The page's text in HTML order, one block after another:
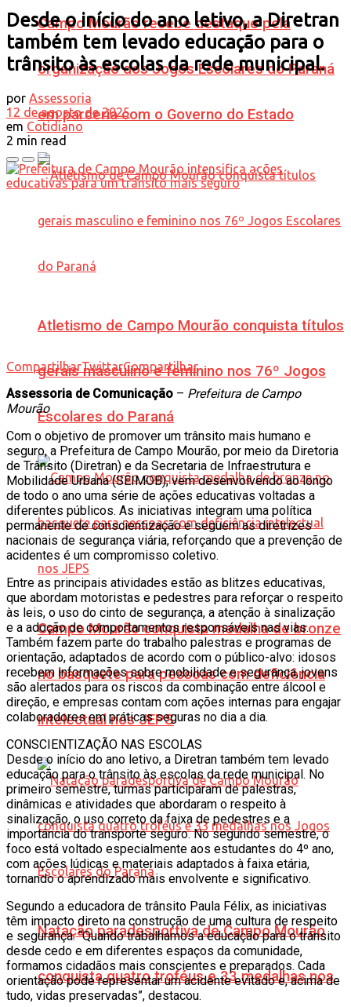
Campo Mourão recebe destaque pela
organização dos Jogos Escolares do Paraná
em parceria com o Governo do Estado
Atletismo de Campo Mourão conquista títulos
gerais masculino e feminino nos 76º Jogos
Escolares do Paraná
Campo Mourão conquista medalha de bronze
no basquete para pessoas com deficiência
intelectual nos JEPS
Natação paradesportiva de Campo Mourão
conquista quatro troféus e 33 medalhas nos
Desde o início do ano letivo, a Diretran
também tem levado educação para o
trânsito às escolas da rede municipal.
por Assessoria
12 de agosto de 2025
em Cotidiano
2 min read
CompartilharTwittarCompartilhar
Assessoria de Comunicação – Prefeitura de Campo
Mourão
Com o objetivo de promover um trânsito mais humano e
seguro, a Prefeitura de Campo Mourão, por meio da Diretoria
de Trânsito (Diretran) e da Secretaria de Infraestrutura e
Mobilidade Urbana (SEIMOB), vem desenvolvendo ao longo
de todo o ano uma série de ações educativas voltadas a
diferentes públicos. As iniciativas integram uma política
permanente de conscientização e seguem as diretrizes
nacionais de segurança viária, reforçando que a prevenção de
acidentes é um compromisso coletivo.
Entre as principais atividades estão as blitzes educativas,
que abordam motoristas e pedestres para reforçar o respeito
às leis, o uso do cinto de segurança, a atenção à sinalização
e a adoção de comportamentos responsáveis nas vias.
Também fazem parte do trabalho palestras e programas de
orientação, adaptados de acordo com o público-alvo: idosos
recebem informações sobre mobilidade e segurança, jovens
são alertados para os riscos da combinação entre álcool e
direção, e empresas contam com ações internas para engajar
colaboradores em práticas seguras no dia a dia.
CONSCIENTIZAÇÃO NAS ESCOLAS
Desde o início do ano letivo, a Diretran também tem levado
educação para o trânsito às escolas da rede municipal. No
primeiro semestre, turmas participaram de palestras,
dinâmicas e atividades que abordaram o respeito à
sinalização, o uso correto da faixa de pedestres e a
importância do transporte seguro. No segundo semestre, o
foco está voltado especialmente aos estudantes do 4º ano,
com ações lúdicas e materiais adaptados à faixa etária,
tornando o aprendizado mais envolvente e significativo.
Segundo a educadora de trânsito Paula Félix, as iniciativas
têm impacto direto na construção de uma cultura de respeito
e segurança. “Quando trabalhamos a educação para o trânsito
desde cedo e em diferentes espaços da comunidade,
formamos cidadãos mais conscientes e preparados. Cada
orientação pode representar um acidente evitado e, acima de
tudo, vidas preservadas”, destacou.